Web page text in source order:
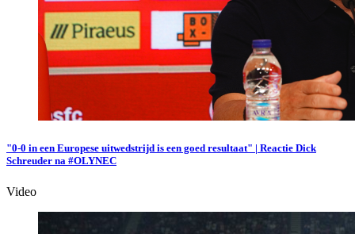
"0-0 in een Europese uitwedstrijd is een goed resultaat" | Reactie Dick
Schreuder na #OLYNEC
Video